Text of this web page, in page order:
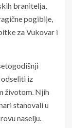
branitelja,
pogibije,
za Vukovar i
odseliti iz
životom. Njih
stanovali u
naselju.